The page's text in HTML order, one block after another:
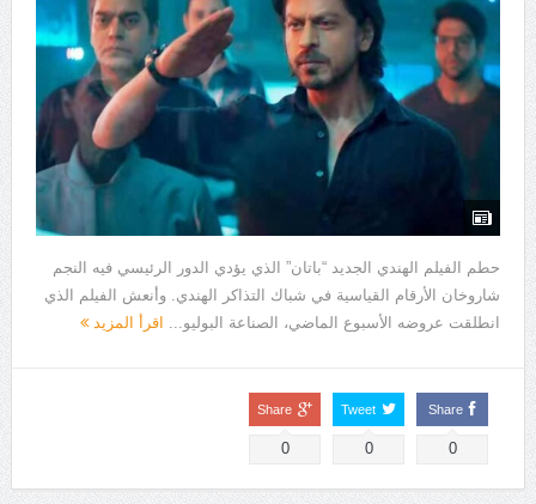
حطم الفيلم الهندي الجديد “باتان” الذي يؤدي الدور الرئيسي فيه النجم
شاروخان الأرقام القياسية في شباك التذاكر الهندي. وأنعش الفيلم الذي
انطلقت عروضه الأسبوع الماضي، الصناعة البوليو... اقرأ المزيد
Share
0
Tweet
0
Share
0